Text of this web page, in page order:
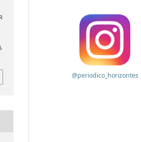
@periodico_horizontes